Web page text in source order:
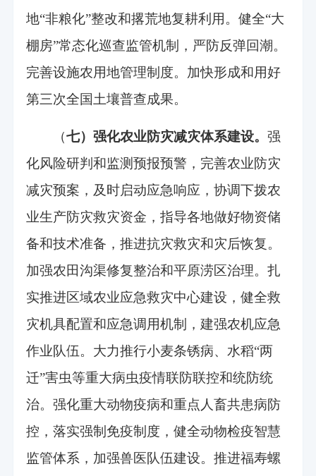
地“非粮化”整改和撂荒地复耕利用。健全“大
棚房”常态化巡查监管机制，严防反弹回潮。
完善设施农用地管理制度。加快形成和用好
第三次全国土壤普查成果。
（七）强化农业防灾减灾体系建设。 强
化风险研判和监测预报预警，完善农业防灾
减灾预案，及时启动应急响应，协调下拨农
业生产防灾救灾资金，指导各地做好物资储
备和技术准备，推进抗灾救灾和灾后恢复。
加强农田沟渠修复整治和平原涝区治理。扎
实推进区域农业应急救灾中心建设，健全救
灾机具配置和应急调用机制，建强农机应急
作业队伍。大力推行小麦条锈病、水稻“两
迁”害虫等重大病虫疫情联防联控和统防统
治。强化重大动物疫病和重点人畜共患病防
控，落实强制免疫制度，健全动物检疫智慧
监管体系，加强兽医队伍建设。推进福寿螺